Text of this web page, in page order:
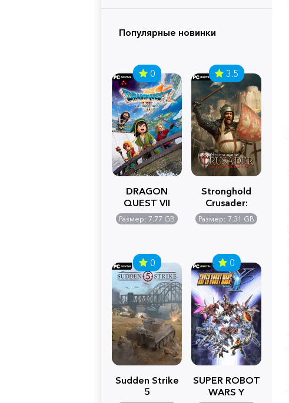
Популярные новинки
0
DRAGON
QUEST VII
Reimagined
Размер: 7.77 GB
3.5
Stronghold
Crusader:
Definitive
Edition
Размер: 7.31 GB
0
Sudden Strike
5
0
SUPER ROBOT
WARS Y